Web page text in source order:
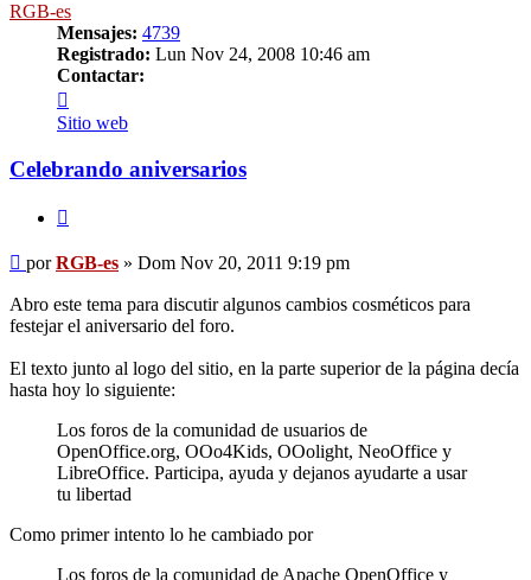
RGB-es
Mensajes: 4739
Registrado: Lun Nov 24, 2008 10:46 am
Contactar:
RGB-
es
Sitio web
Celebrando aniversarios
Mensaje
porRGB-es » Dom Nov 20, 2011 9:19 pm
Abro este tema para discutir algunos cambios cosméticos para
festejar el aniversario del foro.
El texto junto al logo del sitio, en la parte superior de la página decía
hasta hoy lo siguiente:
Los foros de la comunidad de usuarios de
OpenOffice.org, OOo4Kids, OOolight, NeoOffice y
LibreOffice. Participa, ayuda y dejanos ayudarte a usar
tu libertad
Como primer intento lo he cambiado por
Los foros de la comunidad de Apache OpenOffice y